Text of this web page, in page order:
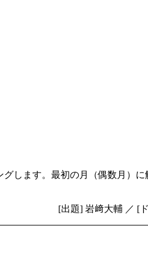
します。最初の月（偶数月）
[出題] 岩﨑大輔 ／ [